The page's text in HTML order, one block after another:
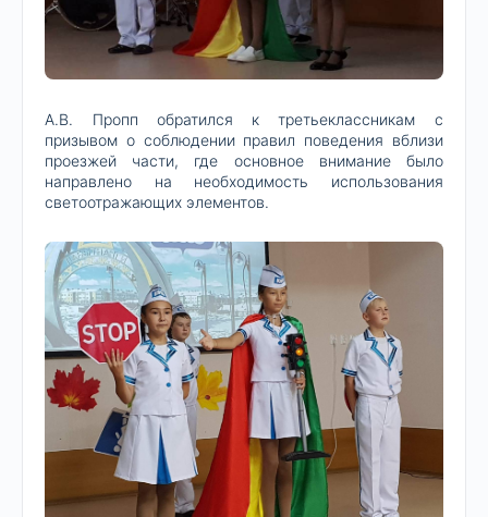
А.В. Пропп обратился к третьеклассникам с
призывом о соблюдении правил поведения вблизи
проезжей части, где основное внимание было
направлено на необходимость использования
светоотражающих элементов.